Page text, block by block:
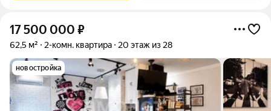
17 500 000 ₽
62,5 м² 2-комн. квартира 20 этаж из 28
новостройка